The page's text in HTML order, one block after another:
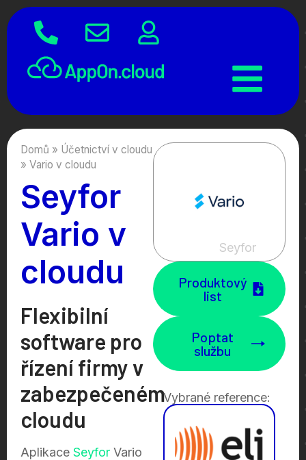
Domů » Účetnictví v cloudu
» Vario v cloudu
Seyfor
Vario v
cloudu
Flexibilní
software pro
řízení firmy v
zabezpečeném
cloudu
Aplikace Seyfor Vario
Seyfor
Produktový
list
Poptat
službu
Vybrané reference: